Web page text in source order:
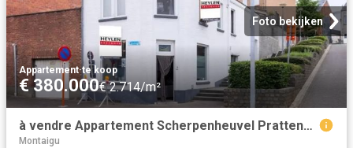
Foto bekijken
Appartement·te koop
€ 380.000€ 2.714/m²
à vendre Appartement Scherpenheuvel Prattenborgstraat
Montaigu